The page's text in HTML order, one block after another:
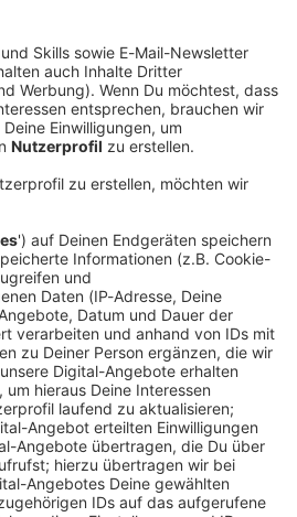
gegen seinen
dem Laufenden